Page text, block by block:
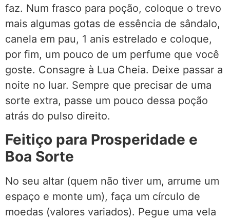
faz. Num frasco para poção, coloque o trevo
mais algumas gotas de essência de sândalo,
canela em pau, 1 anis estrelado e coloque,
por fim, um pouco de um perfume que você
goste. Consagre à Lua Cheia. Deixe passar a
noite no luar. Sempre que precisar de uma
sorte extra, passe um pouco dessa poção
atrás do pulso direito.
Feitiço para Prosperidade e
Boa Sorte
No seu altar (quem não tiver um, arrume um
espaço e monte um), faça um círculo de
moedas (valores variados). Pegue uma vela